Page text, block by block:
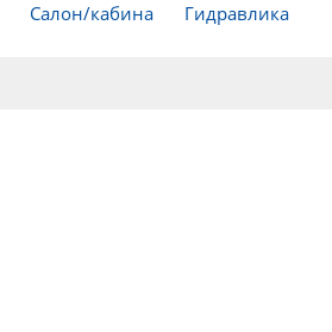
Салон/кабина Гидравлика